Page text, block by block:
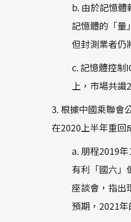
b. 由於記憶
記憶體的「量
但封測業者仍
c. 記憶體控制
上，市場共
3. 根據中國乘聯會
在2020上半年重回
a. 朋程2019
有利「國六」
座談會，指出
預期，2021年